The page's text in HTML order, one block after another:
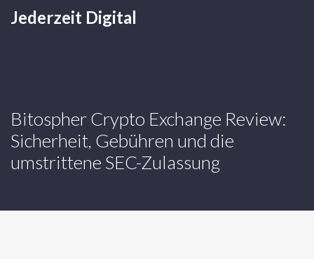
Jederzeit Digital
Bitospher Crypto Exchange Review:
Sicherheit, Gebühren und die
umstrittene SEC-Zulassung